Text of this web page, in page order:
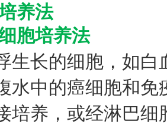
养法
胞培养法
长的细胞，如白
水中的癌细胞和
培养，或经淋巴